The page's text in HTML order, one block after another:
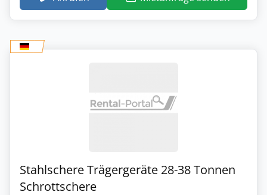
Stahlschere Trägergeräte 28-38 Tonnen
Schrottschere